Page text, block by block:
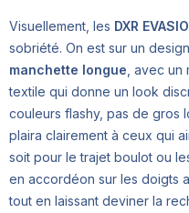
Visuellement, les DXR
sobriété. On est sur un
manchette longue , avec
textile qui donne un look
couleurs flashy, pas de gros
plaira clairement à ceux qui
soit pour le trajet boulot ou
en accordéon sur les doigts
tout en laissant deviner la